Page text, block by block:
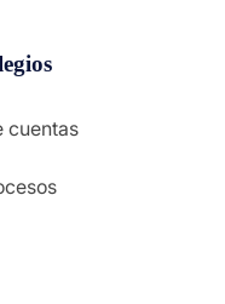
cuentas